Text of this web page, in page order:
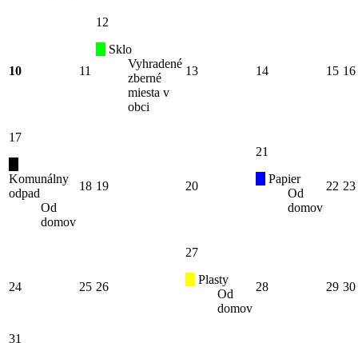
10 11
12
Sklo
Vyhradené
zberné
miesta v
obci
13 14 15 16
17
Komunálny
odpad
Od
domov
18 19 20
21
Papier
Od
domov
22 23
24 25 26
27
Plasty
Od
domov
28 29 30
31